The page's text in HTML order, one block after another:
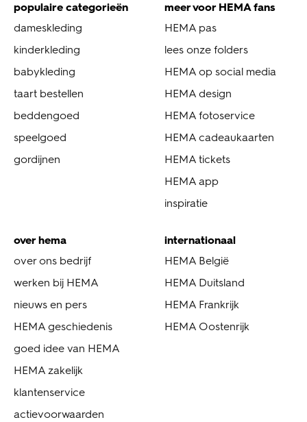
populaire categorieën
dameskleding
kinderkleding
babykleding
taart bestellen
beddengoed
speelgoed
gordijnen
meer voor HEMA fans
HEMA pas
lees onze folders
HEMA op social media
HEMA design
HEMA fotoservice
HEMA cadeaukaarten
HEMA tickets
HEMA app
inspiratie
over hema
over ons bedrijf
werken bij HEMA
nieuws en pers
HEMA geschiedenis
goed idee van HEMA
HEMA zakelijk
klantenservice
actievoorwaarden
internationaal
HEMA België
HEMA Duitsland
HEMA Frankrijk
HEMA Oostenrijk